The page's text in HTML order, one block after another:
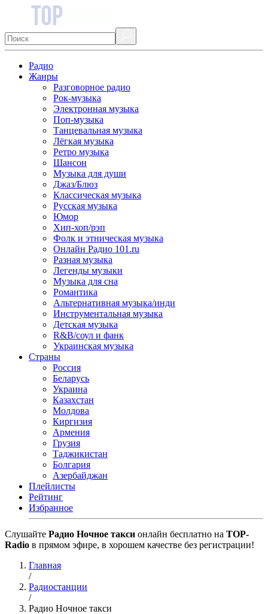
Радио
Жанры
Разговорное радио
Рок-музыка
Электронная музыка
Поп-музыка
Танцевальная музыка
Лёгкая музыка
Ретро музыка
Шансон
Музыка для души
Джаз/Блюз
Классическая музыка
Русская музыка
Юмор
Хип-хоп/рэп
Фолк и этническая музыка
Онлайн Радио 101.ru
Разная музыка
Легенды музыки
Музыка для сна
Романтика
Альтернативная музыка/инди
Инструментальная музыка
Детская музыка
R&B/cоул и фанк
Украинская музыка
Страны
Россия
Беларусь
Украина
Казахстан
Молдова
Киргизия
Армения
Грузия
Таджикистан
Болгария
Азербайджан
Плейлисты
Рейтинг
Избранное
Cлушайте Радио Ночное такси онлайн бесплатно на TOP-
Radio в прямом эфире, в хорошем качестве без регистрации!
Главная
/
Радиостанции
/
Радио Ночное такси